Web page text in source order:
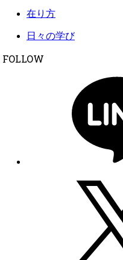
在り方
日々の学び
FOLLOW